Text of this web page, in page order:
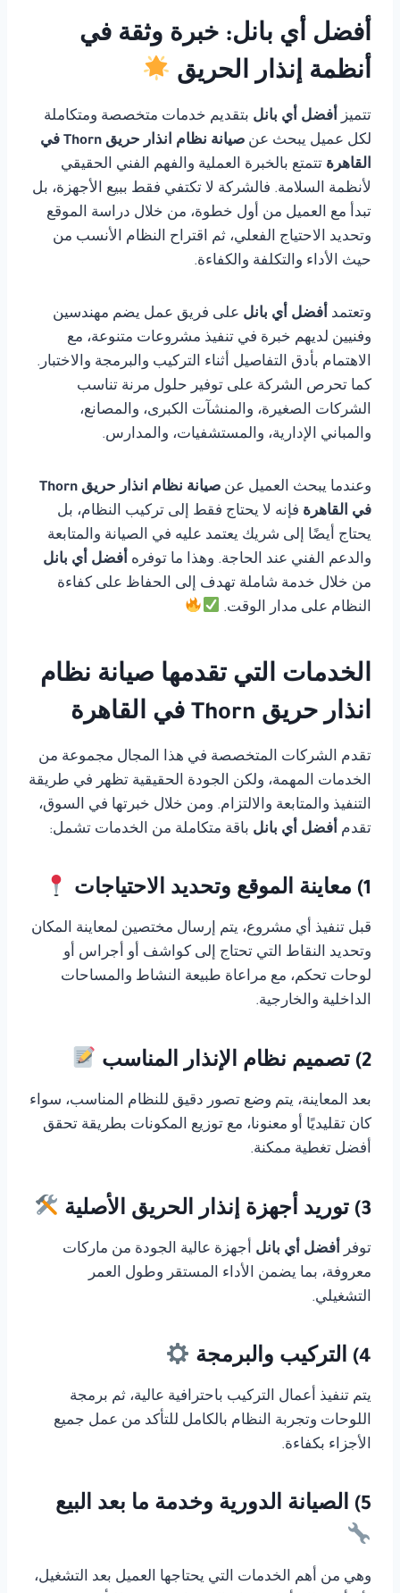
أفضل أي بانل: خبرة وثقة في
أنظمة إنذار الحريق
تتميز أفضل أي بانل بتقديم خدمات متخصصة ومتكاملة
لكل عميل يبحث عن
صيانة نظام انذار حريق Thorn في
القاهرة تتمتع بالخبرة العملية والفهم الفني الحقيقي
لأنظمة السلامة. فالشركة لا تكتفي فقط ببيع الأجهزة، بل
تبدأ مع العميل من أول خطوة، من خلال دراسة الموقع
وتحديد الاحتياج الفعلي، ثم اقتراح النظام الأنسب من
حيث الأداء والتكلفة والكفاءة.
وتعتمد أفضل أي بانل على فريق عمل يضم مهندسين
وفنيين لديهم خبرة في تنفيذ مشروعات متنوعة، مع
الاهتمام بأدق التفاصيل أثناء التركيب والبرمجة والاختبار.
كما تحرص الشركة على توفير حلول مرنة تناسب
الشركات الصغيرة، والمنشآت الكبرى، والمصانع،
والمباني الإدارية، والمستشفيات، والمدارس.
وعندما يبحث العميل عن
صيانة نظام انذار حريق Thorn
في القاهرة فإنه لا يحتاج فقط إلى تركيب النظام، بل
يحتاج أيضًا إلى شريك يعتمد عليه في الصيانة والمتابعة
والدعم الفني عند الحاجة. وهذا ما توفره أفضل أي بانل
من خلال خدمة شاملة تهدف إلى الحفاظ على كفاءة
النظام على مدار الوقت.
الخدمات التي تقدمها صيانة نظام
انذار حريق Thorn في القاهرة
تقدم الشركات المتخصصة في هذا المجال مجموعة من
الخدمات المهمة، ولكن الجودة الحقيقية تظهر في طريقة
التنفيذ والمتابعة والالتزام. ومن خلال خبرتها في السوق،
تقدم أفضل أي بانل باقة متكاملة من الخدمات تشمل:
1) معاينة الموقع وتحديد الاحتياجات
قبل تنفيذ أي مشروع، يتم إرسال مختصين لمعاينة المكان
وتحديد النقاط التي تحتاج إلى كواشف أو أجراس أو
لوحات تحكم، مع مراعاة طبيعة النشاط والمساحات
الداخلية والخارجية.
2) تصميم نظام الإنذار المناسب
بعد المعاينة، يتم وضع تصور دقيق للنظام المناسب، سواء
كان تقليديًا أو معنونا، مع توزيع المكونات بطريقة تحقق
أفضل تغطية ممكنة.
3) توريد أجهزة إنذار الحريق الأصلية
توفر أفضل أي بانل أجهزة عالية الجودة من ماركات
معروفة، بما يضمن الأداء المستقر وطول العمر
التشغيلي.
4) التركيب والبرمجة
يتم تنفيذ أعمال التركيب باحترافية عالية، ثم برمجة
اللوحات وتجربة النظام بالكامل للتأكد من عمل جميع
الأجزاء بكفاءة.
5) الصيانة الدورية وخدمة ما بعد البيع
وهي من أهم الخدمات التي يحتاجها العميل بعد التشغيل،